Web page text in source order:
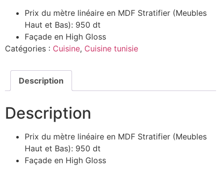
Prix du mètre linéaire en MDF Stratifier (Meubles
Haut et Bas): 950 dt
Façade en High Gloss
Catégories : Cuisine, Cuisine tunisie
Description
Description
Prix du mètre linéaire en MDF Stratifier (Meubles
Haut et Bas): 950 dt
Façade en High Gloss